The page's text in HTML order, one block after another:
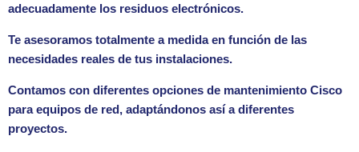
adecuadamente los residuos electrónicos.
Te asesoramos totalmente a medida en función de las
necesidades reales de tus instalaciones.
Contamos con diferentes opciones de mantenimiento Cisco
para equipos de red, adaptándonos así a diferentes
proyectos.